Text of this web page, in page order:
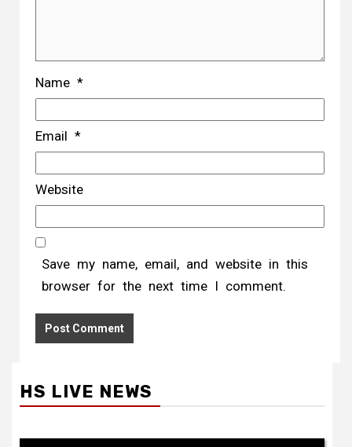
Name *
Email *
Website
Save my name, email, and website in this
browser for the next time I comment.
HS LIVE NEWS